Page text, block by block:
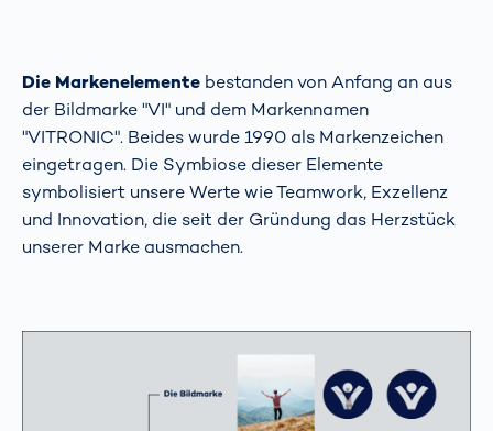
Die Markenelemente bestanden von Anfang an aus
der Bildmarke "VI" und dem Markennamen
"VITRONIC". Beides wurde 1990 als Markenzeichen
eingetragen. Die Symbiose dieser Elemente
symbolisiert unsere Werte wie Teamwork, Exzellenz
und Innovation, die seit der Gründung das Herzstück
unserer Marke ausmachen.